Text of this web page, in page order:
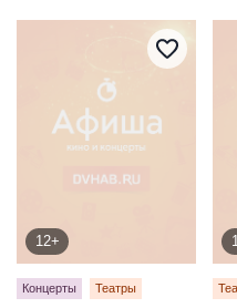
12+
Концерты Театры